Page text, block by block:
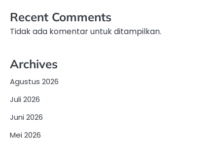
Recent Comments
Tidak ada komentar untuk ditampilkan.
Archives
Agustus 2026
Juli 2026
Juni 2026
Mei 2026